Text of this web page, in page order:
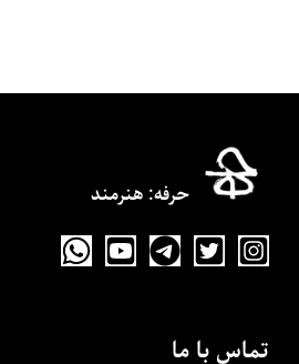
حرفه‌: هنرمند
تماس با ما